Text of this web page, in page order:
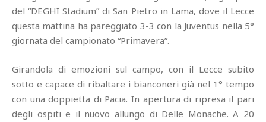
del “DEGHI Stadium” di San Pietro in Lama, dove il Lecce
questa mattina ha pareggiato 3-3 con la Juventus nella 5°
giornata del campionato “Primavera”.
Girandola di emozioni sul campo, con il Lecce subito
sotto e capace di ribaltare i bianconeri già nel 1° tempo
con una doppietta di Pacia. In apertura di ripresa il pari
degli ospiti e il nuovo allungo di Delle Monache. A 20